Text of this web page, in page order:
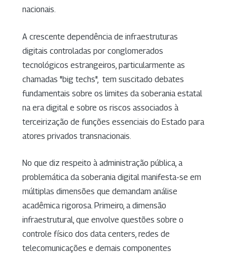
nacionais.
A crescente dependência de infraestruturas
digitais controladas por conglomerados
tecnológicos estrangeiros, particularmente as
chamadas "big techs", tem suscitado debates
fundamentais sobre os limites da soberania estatal
na era digital e sobre os riscos associados à
terceirização de funções essenciais do Estado para
atores privados transnacionais.
No que diz respeito à administração pública, a
problemática da soberania digital manifesta-se em
múltiplas dimensões que demandam análise
acadêmica rigorosa. Primeiro, a dimensão
infraestrutural, que envolve questões sobre o
controle físico dos data centers, redes de
telecomunicações e demais componentes